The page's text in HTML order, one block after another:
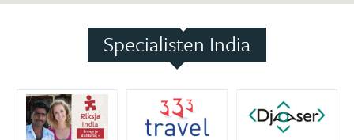
Specialisten India